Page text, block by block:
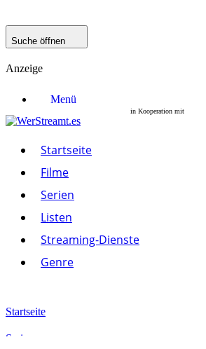
Suche öffnen
Anzeige
Menü
Startseite
Serien
Streaming-Dienste
Paramount+
Netflix
Startseite
Filme
Serien
Listen
Streaming-Dienste
Genre
Startseite
Serien